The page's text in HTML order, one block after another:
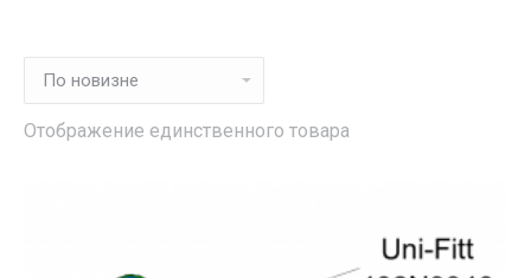
Отображение единственного товара